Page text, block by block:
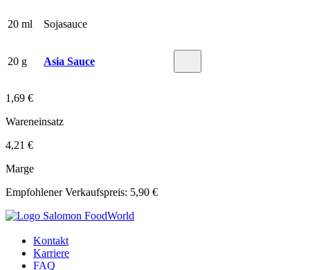
20 ml Sojasauce
20 g Asia Sauce
1,69 €
Wareneinsatz
4,21 €
Marge
Empfohlener Verkaufspreis: 5,90 €
Kontakt
Karriere
FAQ